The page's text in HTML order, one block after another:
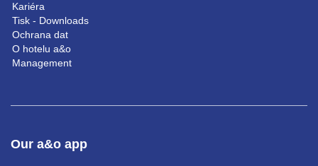
Kariéra
Tisk - Downloads
Ochrana dat
O hotelu a&o
Management
Our a&o app